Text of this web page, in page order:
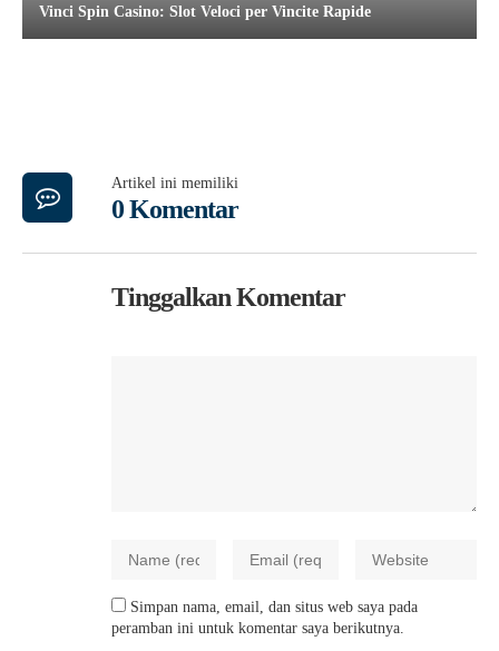
Vinci Spin Casino: Slot Veloci per Vincite Rapide
Artikel ini memiliki
0 Komentar
Tinggalkan Komentar
Simpan nama, email, dan situs web saya pada
peramban ini untuk komentar saya berikutnya.